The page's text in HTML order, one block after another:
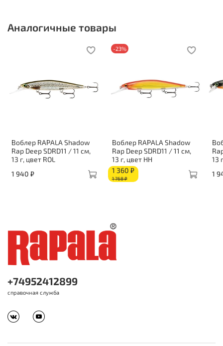
Аналогичные товары
Воблер RAPALA Shadow
Rap Deep SDRD11 / 11 см,
13 г, цвет ROL
1 940 ₽
-23%
Воблер RAPALA Shadow
Rap Deep SDRD11 / 11 см,
13 г, цвет HH
1 360 ₽
1 768 ₽
13
1
+74952412899
справочная служба